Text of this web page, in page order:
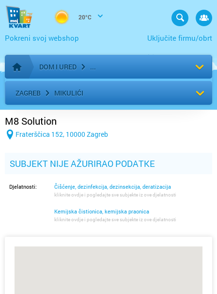
20°C
Uključite firmu/obrt
Pokreni svoj webshop
Početna stranica
DOM I URED
ZAGREB MIKULIĆI
M8 Solution
Fraterščica 152, 10000 Zagreb
SUBJEKT NIJE AŽURIRAO PODATKE
Djelatnosti: Čišćenje, dezinfekcija, dezinsekcija, deratizacija
kliknite ovdje i pogledajte sve subjekte iz ove djelatnosti
Kemijska čistionica, kemijska praonica
kliknite ovdje i pogledajte sve subjekte iz ove djelatnosti